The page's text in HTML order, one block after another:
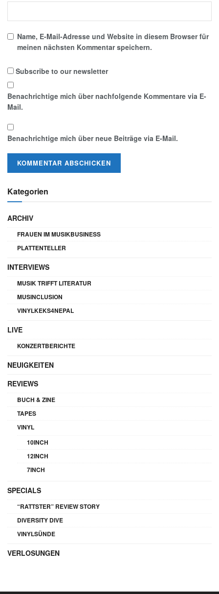
Name, E-Mail-Adresse und Website in diesem Browser für
meinen nächsten Kommentar speichern.
Subscribe to our newsletter
Benachrichtige mich über nachfolgende Kommentare via E-
Mail.
Benachrichtige mich über neue Beiträge via E-Mail.
Kategorien
ARCHIV
FRAUEN IM MUSIKBUSINESS
PLATTENTELLER
INTERVIEWS
MUSIK TRIFFT LITERATUR
MUSINCLUSION
VINYLKEKS4NEPAL
LIVE
KONZERTBERICHTE
NEUIGKEITEN
REVIEWS
BUCH & ZINE
TAPES
VINYL
10INCH
12INCH
7INCH
SPECIALS
“RATTSTER” REVIEW STORY
DIVERSITY DIVE
VINYLSÜNDE
VERLOSUNGEN